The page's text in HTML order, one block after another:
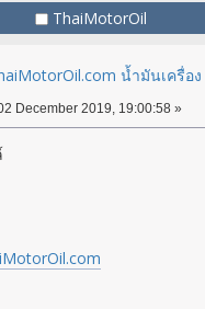
ThaiMotorOil
น้ำมันเครื่อ
December 2019, 19:00:58 »